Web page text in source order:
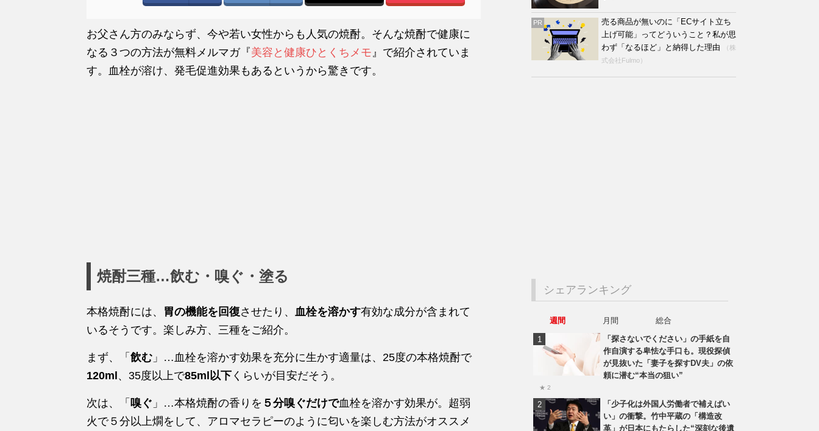
お父さん方のみならず、今や若い女性からも人気の焼酎。そんな焼酎で健康に
なる３つの方法が無料メルマガ『美容と健康ひとくちメモ 』で紹介されていま
す。血栓が溶け、発毛促進効果もあるというから驚きです。
焼酎三種…飲む・嗅ぐ・塗る
本格焼酎には、 胃の機能を回復させたり、 血栓を溶かす有効な成分が含まれて
いるそうです。楽しみ方、三種をご紹介。
まず、「 飲む 」…血栓を溶かす効果を充分に生かす適量は、25度の本格焼酎で
120ml、35度以上で85ml以下 くらいが目安だそう。
次は、「 嗅ぐ 」…本格焼酎の香りを ５分嗅ぐだけで血栓を溶かす効果が。超弱
火で５分以上燗をして、アロマセラピーのように匂いを楽しむ方法がオススメ
PR
売る商品が無いのに「ECサイト立ち
上げ可能」ってどういうこと？私が思
わず「なるほど」と納得した理由
（株
式会社Fulmo）
シェアランキング
週間 月間
総合
「探さないでください」の手紙を自
作自演する卑怯な手口も。現役探偵
が見抜いた「妻子を探すDV夫」の依
頼に潜む“本当の狙い”
★ 2
「少子化は外国人労働者で補えばい
い」の衝撃。竹中平蔵の「構造改
革」が日本にもたらした“深刻な後遺